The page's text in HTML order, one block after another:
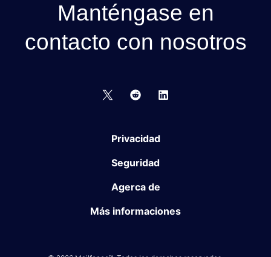
Manténgase en
contacto con nosotros
Privacidad
Seguridad
Agerca de
Más informaciones